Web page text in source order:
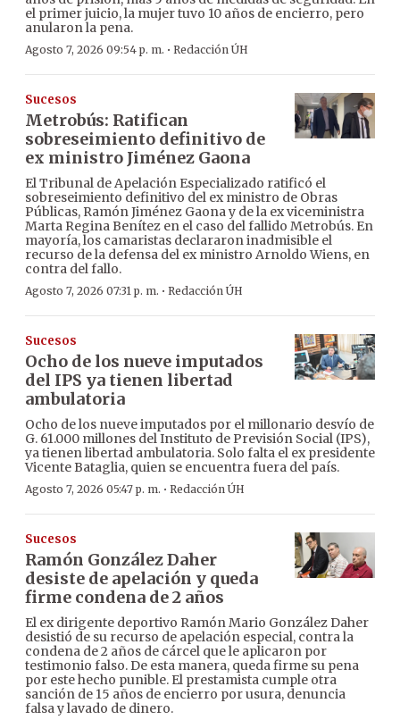
el primer juicio, la mujer tuvo 10 años de encierro, pero
anularon la pena.
Agosto 7, 2026 09:54 p. m. · Redacción ÚH
Sucesos
Metrobús: Ratifican
sobreseimiento definitivo de
ex ministro Jiménez Gaona
El Tribunal de Apelación Especializado ratificó el
sobreseimiento definitivo del ex ministro de Obras
Públicas, Ramón Jiménez Gaona y de la ex viceministra
Marta Regina Benítez en el caso del fallido Metrobús. En
mayoría, los camaristas declararon inadmisible el
recurso de la defensa del ex ministro Arnoldo Wiens, en
contra del fallo.
Agosto 7, 2026 07:31 p. m. · Redacción ÚH
Sucesos
Ocho de los nueve imputados
del IPS ya tienen libertad
ambulatoria
Ocho de los nueve imputados por el millonario desvío de
G. 61.000 millones del Instituto de Previsión Social (IPS),
ya tienen libertad ambulatoria. Solo falta el ex presidente
Vicente Bataglia, quien se encuentra fuera del país.
Agosto 7, 2026 05:47 p. m. · Redacción ÚH
Sucesos
Ramón González Daher
desiste de apelación y queda
firme condena de 2 años
El ex dirigente deportivo Ramón Mario González Daher
desistió de su recurso de apelación especial, contra la
condena de 2 años de cárcel que le aplicaron por
testimonio falso. De esta manera, queda firme su pena
por este hecho punible. El prestamista cumple otra
sanción de 15 años de encierro por usura, denuncia
falsa y lavado de dinero.